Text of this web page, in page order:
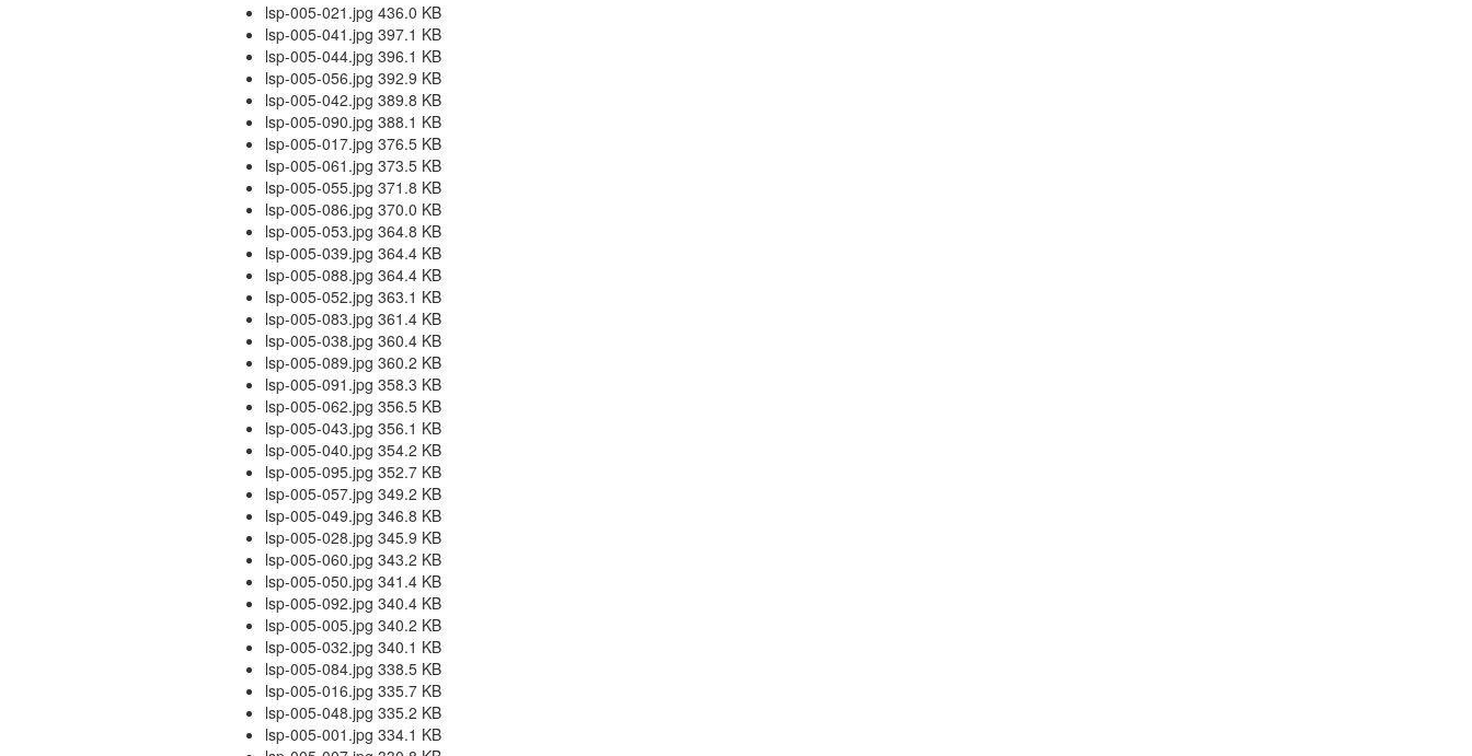
lsp-005-021.jpg 436.0 KB
lsp-005-041.jpg 397.1 KB
lsp-005-044.jpg 396.1 KB
lsp-005-056.jpg 392.9 KB
lsp-005-042.jpg 389.8 KB
lsp-005-090.jpg 388.1 KB
lsp-005-017.jpg 376.5 KB
lsp-005-061.jpg 373.5 KB
lsp-005-055.jpg 371.8 KB
lsp-005-086.jpg 370.0 KB
lsp-005-053.jpg 364.8 KB
lsp-005-039.jpg 364.4 KB
lsp-005-088.jpg 364.4 KB
lsp-005-052.jpg 363.1 KB
lsp-005-083.jpg 361.4 KB
lsp-005-038.jpg 360.4 KB
lsp-005-089.jpg 360.2 KB
lsp-005-091.jpg 358.3 KB
lsp-005-062.jpg 356.5 KB
lsp-005-043.jpg 356.1 KB
lsp-005-040.jpg 354.2 KB
lsp-005-095.jpg 352.7 KB
lsp-005-057.jpg 349.2 KB
lsp-005-049.jpg 346.8 KB
lsp-005-028.jpg 345.9 KB
lsp-005-060.jpg 343.2 KB
lsp-005-050.jpg 341.4 KB
lsp-005-092.jpg 340.4 KB
lsp-005-005.jpg 340.2 KB
lsp-005-032.jpg 340.1 KB
lsp-005-084.jpg 338.5 KB
lsp-005-016.jpg 335.7 KB
lsp-005-048.jpg 335.2 KB
lsp-005-001.jpg 334.1 KB